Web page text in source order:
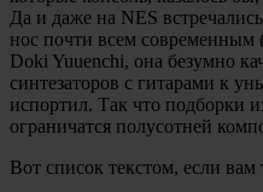
Да и даже на NES
нос почти всем современным
Doki Yuuenchi, она безумно
синтезаторов с гитарами к
испортил. Так что подборки
ограничатся полусотней
Вот список текстом, если вам